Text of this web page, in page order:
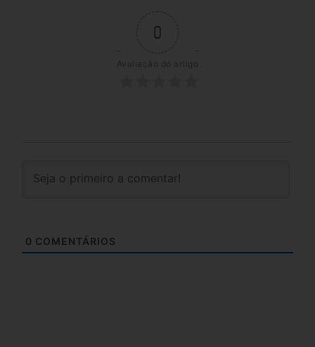
0
Avaliação do artigo
0 COMENTÁRIOS